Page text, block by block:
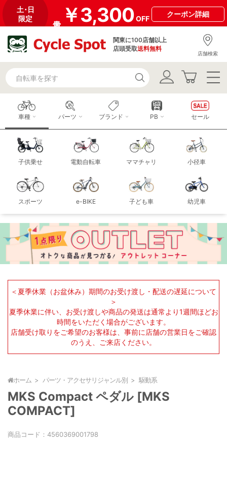
土･日
限定
￥3,300OFF
クーポン詳細
関東に100店舗以上
店頭受取送料無料
店舗検索
車種
子供乗せ 電動自転車 ママチャリ 小径車
スポーツ e-BIKE 子ども車 幼児車
パーツ ブランド PB セール
＜夏季休業（お盆休み）期間のお受け渡し・配送の遅延について
＞
夏季休業に伴い、お受け渡しや商品の発送は通常より1週間ほどお
時間をいただく場合がございます。
店舗受け取りをご希望のお客様は、事前に店舗の営業日をご確認
のうえ、ご来店ください。
ホーム パーツ・アクセサリジャンル別 駆動系
MKS Compact ペダル [MKS
COMPACT]
商品コード： 4560369001798